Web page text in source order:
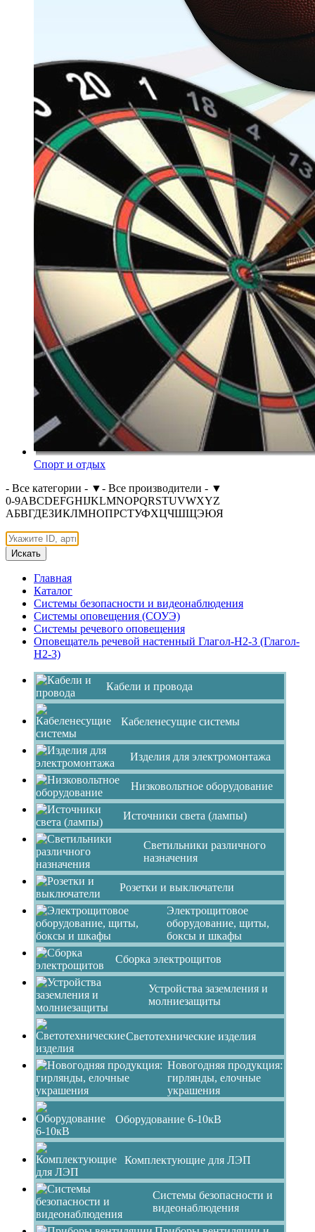
Спорт и отдых
- Все категории - ▼- Все производители - ▼
0-9ABCDEFGHIJKLMNOPQRSTUVWXYZ
АБВГДЕЗИКЛМНОПРСТУФХЦЧШЩЭЮЯ
Искать
Главная
Каталог
Системы безопасности и видеонаблюдения
Системы оповещения (СОУЭ)
Системы речевого оповещения
Оповещатель речевой настенный Глагол-Н2-3 (Глагол-
Н2-3)
Кабели и провода
Кабеленесущие системы
Изделия для электромонтажа
Низковольтное оборудование
Источники света (лампы)
Светильники различного
назначения
Розетки и выключатели
Электрощитовое
оборудование, щиты,
боксы и шкафы
Сборка электрощитов
Устройства заземления и
молниезащиты
Светотехнические изделия
Новогодняя продукция:
гирлянды, елочные
украшения
Оборудование 6-10кВ
Комплектующие для ЛЭП
Системы безопасности и
видеонаблюдения